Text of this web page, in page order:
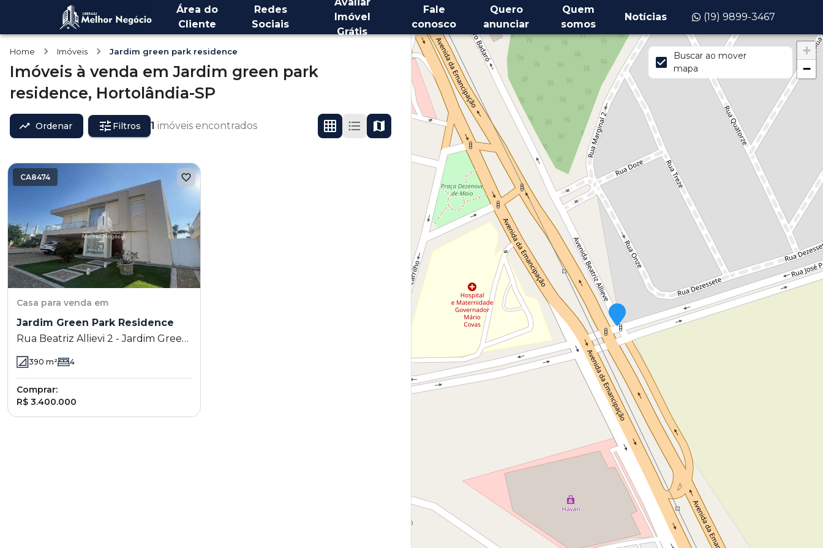
Área do
Cliente
Redes
Sociais
Imóvel
Grátis
Fale
conosco
Quero
anunciar
Quem
somos
Notícias (19) 9899-3467
Home Imóveis Jardim green park residence
Imóveis à venda emJardim green park
residence, Hortolândia-SP
Ordenar Filtros 1 imóveis encontrados
CA8474
Casa para venda em
Jardim Green Park Residence
Rua Beatriz Allievi 2 - Jardim Green
390 m² 4
Comprar:
R$ 3.400.000
+
−
Buscar ao mover
mapa